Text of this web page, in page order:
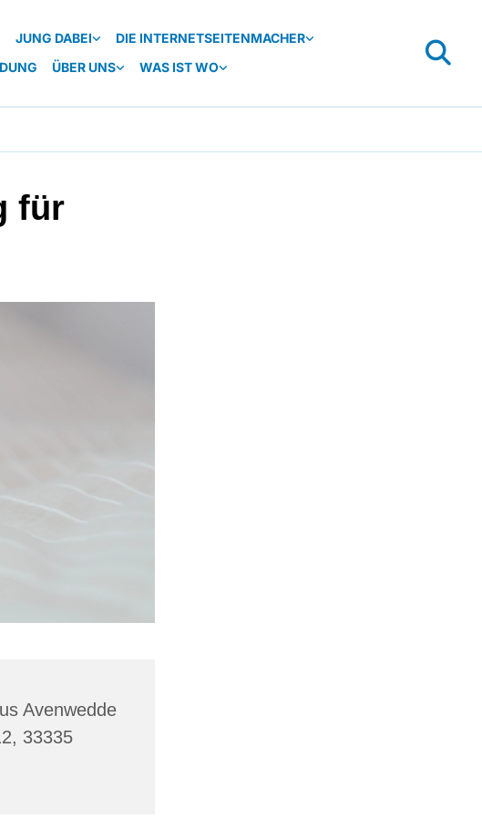
JUNG DABEI
DIE INTERNETSEITENMACHER
ÜBER UNS WAS IST WO
für
Avenwedde
33335